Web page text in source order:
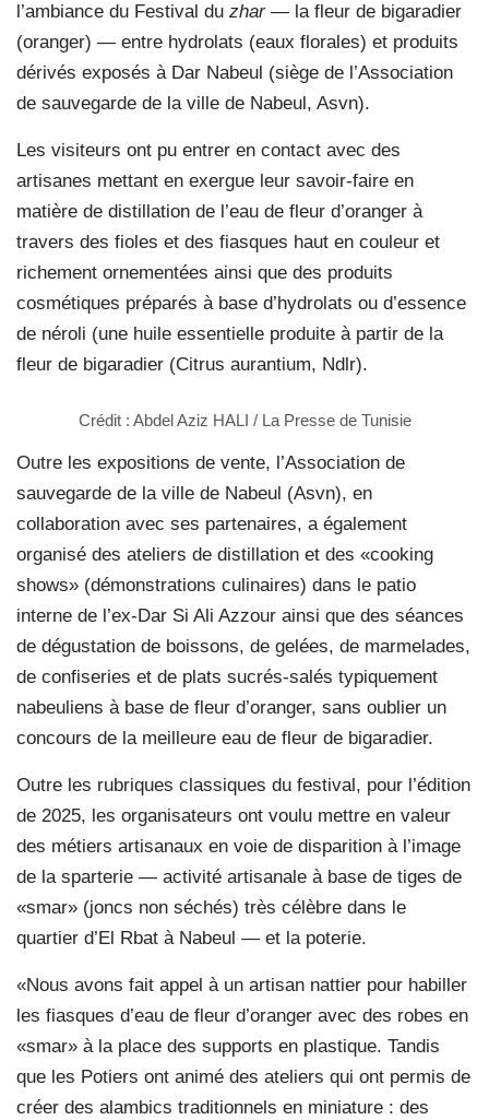
l’ambiance du Festival du zhar— la fleur de bigaradier
(oranger) — entre hydrolats (eaux florales) et produits
dérivés exposés à Dar Nabeul (siège de l’Association
de sauvegarde de la ville de Nabeul, Asvn).
Les visiteurs ont pu entrer en contact avec des
artisanes mettant en exergue leur savoir-faire en
matière de distillation de l’eau de fleur d’oranger à
travers des fioles et des fiasques haut en couleur et
richement ornementées ainsi que des produits
cosmétiques préparés à base d’hydrolats ou d’essence
de néroli (une huile essentielle produite à partir de la
fleur de bigaradier (Citrus aurantium, Ndlr).
Crédit : Abdel Aziz HALI / La Presse de Tunisie
Outre les expositions de vente, l’Association de
sauvegarde de la ville de Nabeul (Asvn), en
collaboration avec ses partenaires, a également
organisé des ateliers de distillation et des «cooking
shows» (démonstrations culinaires) dans le patio
interne de l’ex-Dar Si Ali Azzour ainsi que des séances
de dégustation de boissons, de gelées, de marmelades,
de confiseries et de plats sucrés-salés typiquement
nabeuliens à base de fleur d’oranger, sans oublier un
concours de la meilleure eau de fleur de bigaradier.
Outre les rubriques classiques du festival, pour l’édition
de 2025, les organisateurs ont voulu mettre en valeur
des métiers artisanaux en voie de disparition à l’image
de la sparterie — activité artisanale à base de tiges de
«smar» (joncs non séchés) très célèbre dans le
quartier d’El Rbat à Nabeul — et la poterie.
«Nous avons fait appel à un artisan nattier pour habiller
les fiasques d’eau de fleur d’oranger avec des robes en
«smar» à la place des supports en plastique. Tandis
que les Potiers ont animé des ateliers qui ont permis de
créer des alambics traditionnels en miniature : des